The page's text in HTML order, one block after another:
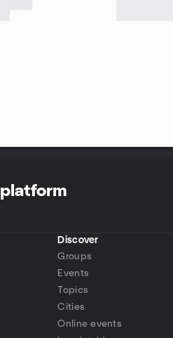
platform
Discover
Groups
Events
Topics
Cities
Online events